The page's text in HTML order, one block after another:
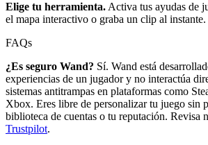
Elige tu herramienta. Activa tus ayudas de
el mapa interactivo o graba un clip al instante.
FAQs
¿Es seguro Wand? Sí. Wand está
experiencias de un jugador y no interactúa
sistemas antitrampas en plataformas como
Xbox. Eres libre de personalizar tu juego sin
biblioteca de cuentas o tu reputación. Revisa
Trustpilot.